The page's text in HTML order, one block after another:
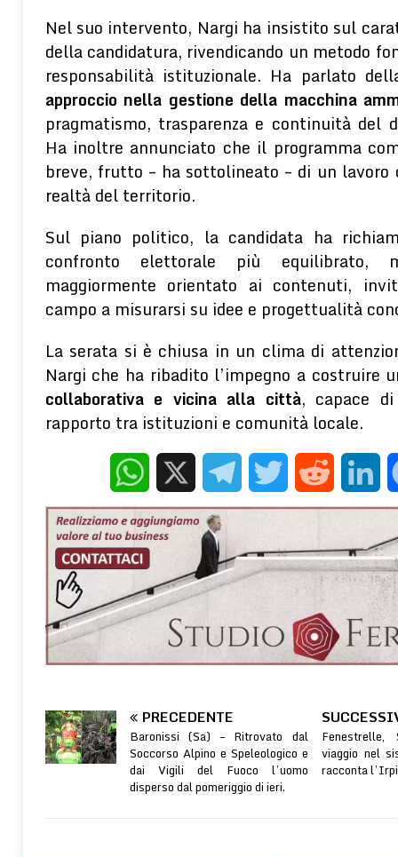
Nel suo intervento, Nargi ha insistito sul
della candidatura, rivendicando un metodo
responsabilità istituzionale. Ha parlato
approccio nella gestione della macchina
pragmatismo, trasparenza e continuità del
Ha inoltre annunciato che il programma
breve, frutto – ha sottolineato – di un
realtà del territorio.
Sul piano politico, la candidata ha
confronto elettorale più equilibrato,
maggiormente orientato ai contenuti,
campo a misurarsi su idee e progettualità
La serata si è chiusa in un clima di
Nargi che ha ribadito l’impegno a costruire
collaborativa e vicina alla città, capace
rapporto tra istituzioni e comunità locale.
WhatsApp
X TelegramTwitterReddit
PRECEDENTE
Baronissi (Sa) – Ritrovato dal
Soccorso Alpino e Speleologico e
dai Vigili del Fuoco l’uomo
disperso dal pomeriggio di ieri.
viaggio nel
racconta